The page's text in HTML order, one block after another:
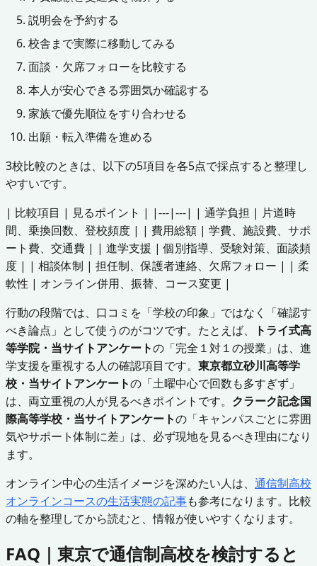
説明会を予約する
校舎まで実際に移動してみる
面談・欠席フォローを比較する
本人が安心できる雰囲気か確認する
家族で優先順位をすり合わせる
出願・転入準備を進める
3校比較のときは、以下の5項目を各5点で採点すると整理し
やすいです。
| 比較項目 | 見るポイント | |---|---| | 通学負担 | 片道時
間、乗換回数、登校頻度 | | 費用総額 | 学費、施設費、サポ
ート費、交通費 | | 進学支援 | 個別指導、受験対策、面談頻
度 | | 相談体制 | 担任制、保護者連絡、欠席フォロー | | 柔
軟性 | オンライン併用、振替、コース変更 |
行動の段階では、口コミを「学校の印象」ではなく「確認す
べき論点」として使うのがコツです。たとえば、
トライ式高
等学院・当サイトアンケートの「完全１対１の授業」は、進
学支援を重視する人の確認項目です。 東京都立砂川高等学
校・当サイトアンケートの「土曜中心で回数も多すぎず」
は、両立重視の人が見るべきポイントです。 クラーク記念国
際高等学校・当サイトアンケートの「キャンパスごとに雰囲
気やサポート体制に差」は、必ず現地を見るべき理由になり
ます。
オンライン中心の生活イメージを深めたい人は、 通信制高校
オンラインコースの生活実態の記事も参考になります。比較
の軸を整理してから読むと、情報が使いやすくなります。
FAQ｜東京で通信制高校を検討すると